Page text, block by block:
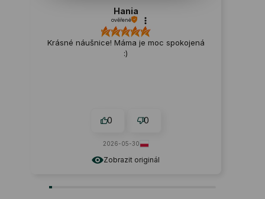
Zobrazit originál
Hania
ověřené
Krásné náušnice! Máma je moc spokojená
:)
0 0
2026-05-30